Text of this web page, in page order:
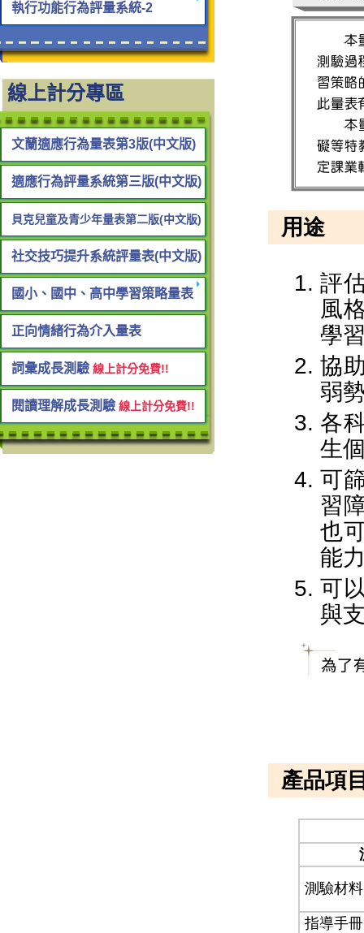
執行功能行為評量系統-2
線上計分專區
文蘭適應行為量表第3版(中文版)
適應行為評量系統第三版(中文版)
貝克兒童及青少年量表第二版(中文版)
社交技巧提升系統評量表(中文版)
國小、國中、高中學習策略量表
正向情緒行為介入量表
詞彙成長測驗 線上計分免費!!
閱讀理解成長測驗 線上計分免費!!